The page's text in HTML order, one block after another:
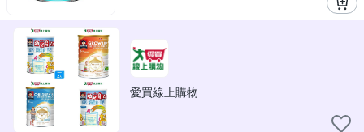
愛買線上購物